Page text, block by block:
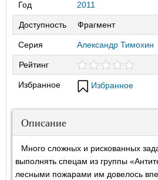
Год 2011
Доступность Фрагмент
Серия Александр Тимохин
Рейтинг
Избранное Избранное
Описание
Много сложных и рискованных
выполнять спецам из группы
лесными пожарами им довелось